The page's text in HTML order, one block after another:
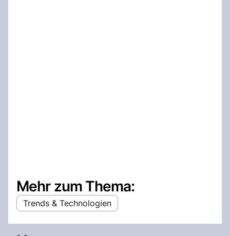
Mehr zum Thema:
Trends & Technologien